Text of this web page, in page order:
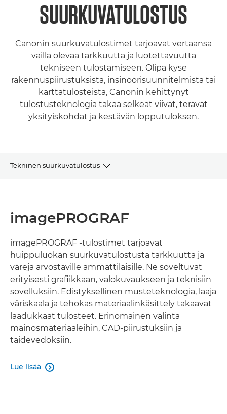
SUURKUVATULOSTUS
Canonin suurkuvatulostimet tarjoavat vertaansa
vailla olevaa tarkkuutta ja luotettavuutta
tekniseen tulostamiseen. Olipa kyse
rakennuspiirustuksista, insinöörisuunnitelmista tai
karttatulosteista, Canonin kehittynyt
tulostusteknologia takaa selkeät viivat, terävät
yksityiskohdat ja kestävän lopputuloksen.
Tekninen suurkuvatulostus
Artikkelit
Tapahtumat
Ota yhteyttä
imagePROGRAF
imagePROGRAF -tulostimet tarjoavat
huippuluokan suurkuvatulostusta tarkkuutta ja
värejä arvostaville ammattilaisille. Ne soveltuvat
erityisesti grafiikkaan, valokuvaukseen ja teknisiin
sovelluksiin. Edistyksellinen musteteknologia, laaja
väriskaala ja tehokas materiaalinkäsittely takaavat
laadukkaat tulosteet. Erinomainen valinta
mainosmateriaaleihin, CAD-piirustuksiin ja
taidevedoksiin.
Lue lisää 